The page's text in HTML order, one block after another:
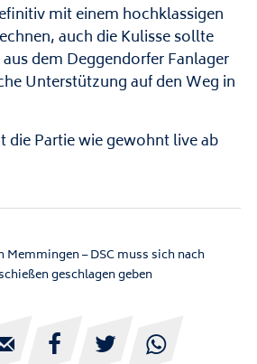
mit einem hochklassigen
auch die Kulisse sollte
dem Deggendorfer Fanlager
Unterstützung auf den Weg in
die Partie wie gewohnt live ab
Memmingen – DSC muss sich nach
geschlagen geben
  